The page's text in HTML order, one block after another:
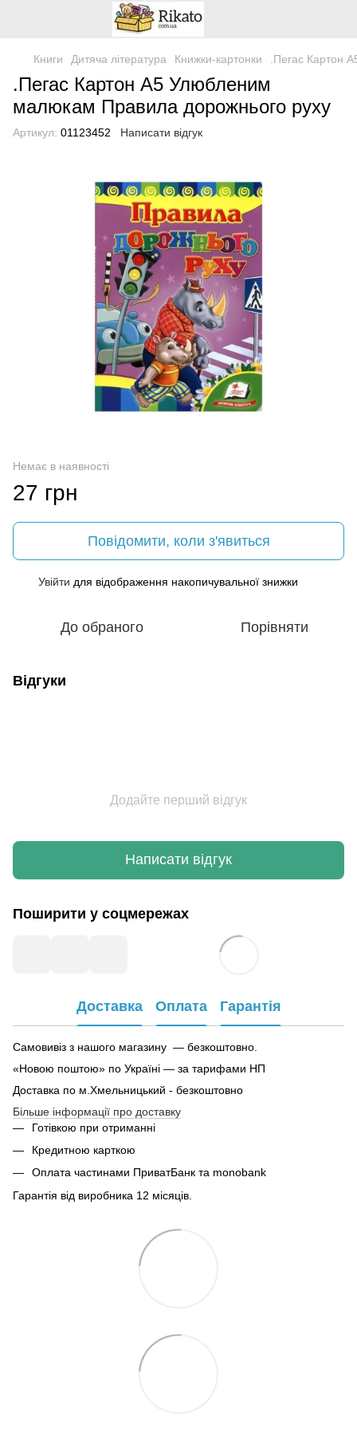
Книги Дитяча література Книжки-картонки .Пегас Картон
.Пегас Картон А5 Улюбленим
малюкам Правила дорожнього руху
Артикул: 01123452 Написати відгук
Немає в наявності
27 грн
Повідомити, коли з'явиться
Увійти для відображення накопичувальної знижки
До обраного Порівняти
Відгуки
Додайте перший відгук
Написати відгук
Поширити у соцмережах
Доставка Оплата Гарантія
Самовивіз з нашого магазину — безкоштовно.
«Новою поштою» по Україні — за тарифами НП
Доставка по м.Хмельницький - безкоштовно
Більше інформації про доставку
Готівкою при отриманні
Кредитною карткою
Оплата частинами ПриватБанк та monobank
Гарантія від виробника 12 місяців.